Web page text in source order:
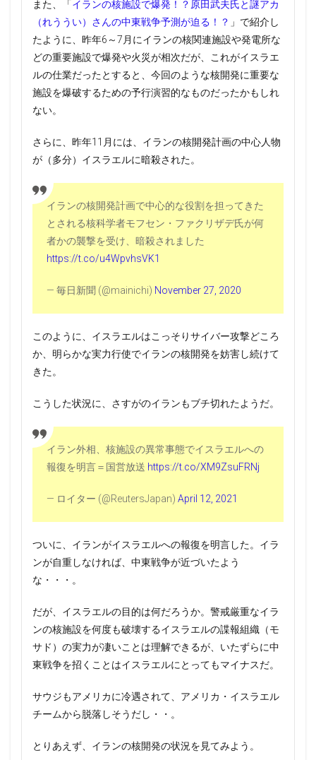
また、「イランの核施設で爆発！？原田武夫氏と謎アカ
（れううい）さんの中東戦争予測が迫る！？ 」で紹介し
たように、昨年6～7月にイランの核関連施設や発電所な
どの重要施設で爆発や火災が相次だが、これがイスラエ
ルの仕業だったとすると、今回のような核開発に重要な
施設を爆破するための予行演習的なものだったかもしれ
ない。
さらに、昨年11月には、イランの核開発計画の中心人物
が（多分）イスラエルに暗殺された。
イランの核開発計画で中心的な役割を担ってきた
とされる核科学者モフセン・ファクリザデ氏が何
者かの襲撃を受け、暗殺されました
https://t.co/u4WpvhsVK1
— 毎日新聞 (@mainichi) November 27, 2020
このように、イスラエルはこっそりサイバー攻撃どころ
か、明らかな実力行使でイランの核開発を妨害し続けて
きた。
こうした状況に、さすがのイランもブチ切れたようだ。
イラン外相、核施設の異常事態でイスラエルへの
報復を明言＝国営放送 https://t.co/XM9ZsuFRNj
— ロイター (@ReutersJapan) April 12, 2021
ついに、イランがイスラエルへの報復を明言した。イラ
ンが自重しなければ、中東戦争が近づいたよう
な・・・。
だが、イスラエルの目的は何だろうか。警戒厳重なイラ
ンの核施設を何度も破壊するイスラエルの諜報組織（モ
サド）の実力が凄いことは理解できるが、いたずらに中
東戦争を招くことはイスラエルにとってもマイナスだ。
サウジもアメリカに冷遇されて、アメリカ・イスラエル
チームから脱落しそうだし・・。
とりあえず、イランの核開発の状況を見てみよう。